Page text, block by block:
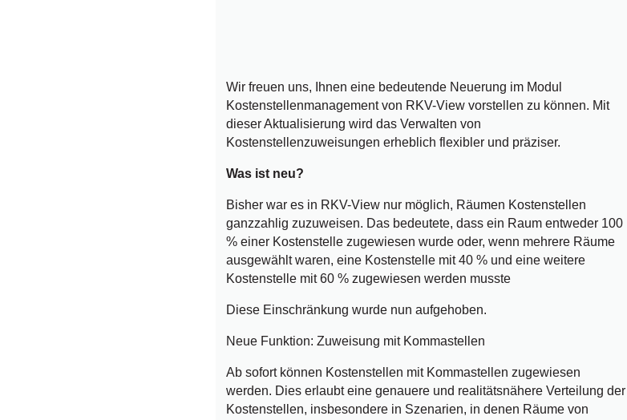
Wir freuen uns, Ihnen eine bedeutende Neuerung im Modul
Kostenstellenmanagement von RKV-View vorstellen zu können. Mit
dieser Aktualisierung wird das Verwalten von
Kostenstellenzuweisungen erheblich flexibler und präziser.
Was ist neu?
Bisher war es in RKV-View nur möglich, Räumen Kostenstellen
ganzzahlig zuzuweisen. Das bedeutete, dass ein Raum entweder 100
% einer Kostenstelle zugewiesen wurde oder, wenn mehrere Räume
ausgewählt waren, eine Kostenstelle mit 40 % und eine weitere
Kostenstelle mit 60 % zugewiesen werden musste
Diese Einschränkung wurde nun aufgehoben.
Neue Funktion: Zuweisung mit Kommastellen
Ab sofort können Kostenstellen mit Kommastellen zugewiesen
werden. Dies erlaubt eine genauere und realitätsnähere Verteilung der
Kostenstellen, insbesondere in Szenarien, in denen Räume von